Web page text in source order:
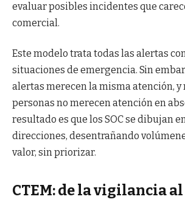
evaluar posibles incidentes que
comercial.
Este modelo trata todas las alertas
situaciones de emergencia. Sin
alertas merecen la misma atención, y
personas no merecen atención en
resultado es que los SOC se dibujan
direcciones, desentrañando
valor, sin priorizar.
CTEM: de la vigilancia al